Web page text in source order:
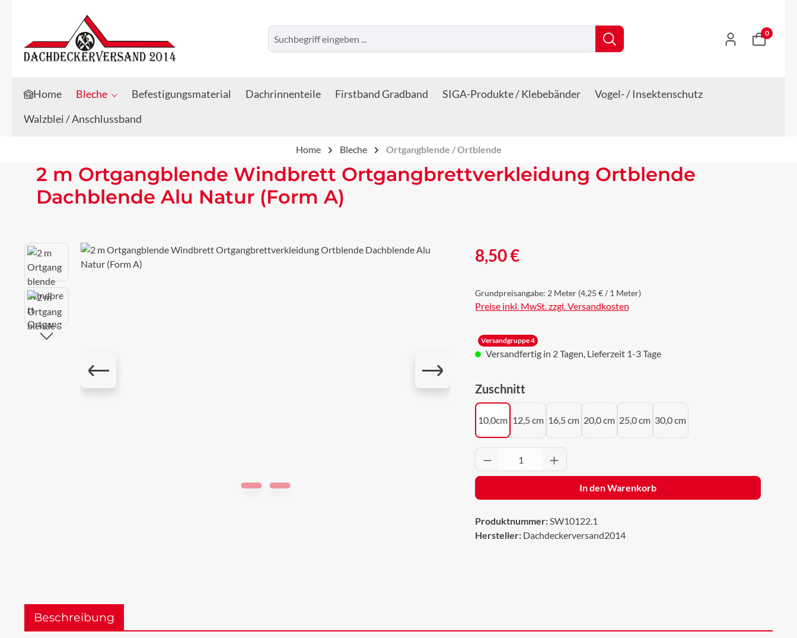
Zum Hauptinhalt springen
Zur Suche springen
0
Home Bleche Befestigungsmaterial Dachrinnenteile Firstband Gradband SIGA-Produkte / Klebebänder
Vogel- / Insektenschutz
Walzblei / Anschlussband
Home Bleche Ortgangblende / Ortblende
2 m Ortgangblende Windbrett Ortgangbrettverkleidung Ortblende
Dachblende Alu Natur (Form A)
Bildergalerie überspringen Regulärer Preis:
8,50 €
Grundpreisangabe: 2 Meter (4,25 € / 1 Meter)
Preise inkl. MwSt. zzgl. Versandkosten
Versandgruppe 4
Versandfertig in 2 Tagen, Lieferzeit 1-3 Tage
Zuschnittauswählen
10,0cm 12,5 cm 16,5 cm 20,0 cm 25,0 cm 30,0 cm
Produkt Anzahl: Gib den gewünschten Wert ein
In den Warenkorb
Produktnummer:SW10122.1
Hersteller: Dachdeckerversand2014
Beschreibung